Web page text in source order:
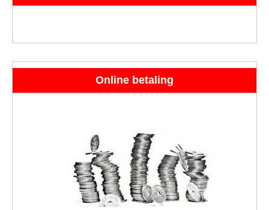
Online betaling